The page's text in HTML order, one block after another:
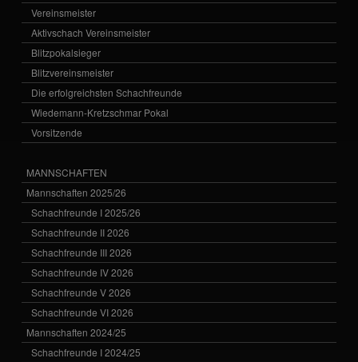
Vereinsmeister
Aktivschach Vereinsmeister
Blitzpokalsieger
Blitzvereinsmeister
Die erfolgreichsten Schachfreunde
Wiedemann-Kretzschmar Pokal
Vorsitzende
MANNSCHAFTEN
Mannschaften 2025/26
Schachfreunde I 2025/26
Schachfreunde II 2026
Schachfreunde III 2026
Schachfreunde IV 2026
Schachfreunde V 2026
Schachfreunde VI 2026
Mannschaften 2024/25
Schachfreunde I 2024/25